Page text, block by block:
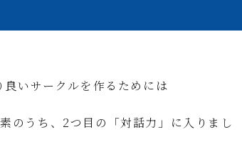
いサークルを作るためには
のうち、2つ目の「対話力」に入りまし